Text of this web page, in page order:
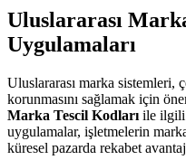
Uluslararası
Uygulamaları
Uluslararası marka sistemleri,
korunmasını sağlamak için
Marka Tescil Kodları ile ilgili
uygulamalar, işletmelerin
küresel pazarda rekabet